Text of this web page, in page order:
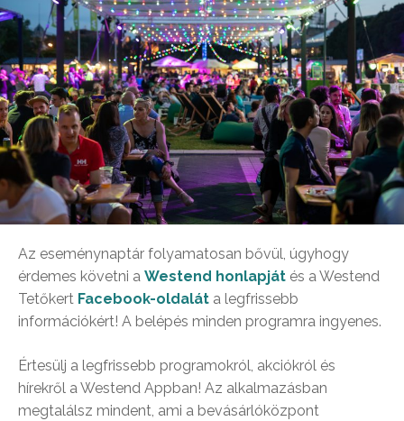
Az eseménynaptár folyamatosan bővül, úgyhogy
érdemes követni a Westend honlapját és a Westend
Tetőkert Facebook-oldalát a legfrissebb
információkért! A belépés minden programra ingyenes.
Értesülj a legfrissebb programokról, akciókról és
hírekről a Westend Appban! Az alkalmazásban
megtalálsz mindent, ami a bevásárlóközpont